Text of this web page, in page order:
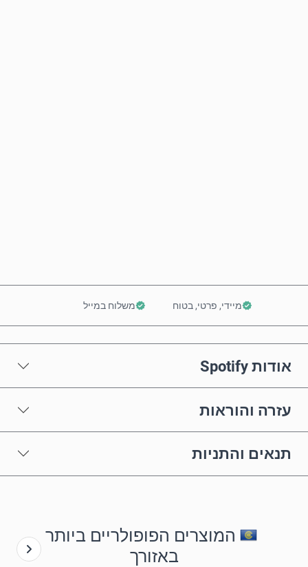
מיידי, פרטי, בטוח משלוח במייל
אודות Spotify
עזרה והוראות
תנאים והתניות
המוצרים הפופולריים ביותר
באזורך